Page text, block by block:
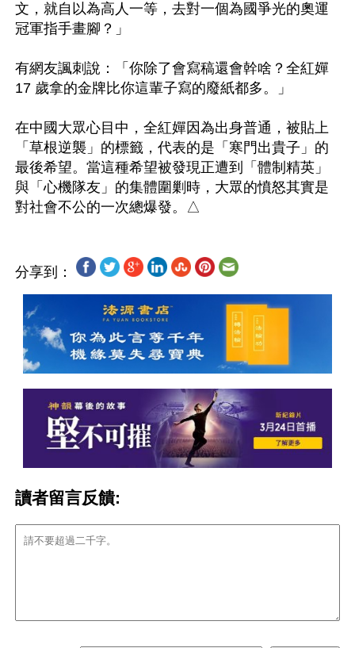
文，就自以為高人一等，去對一個為國爭光的奧運
冠軍指手畫腳？」
有網友諷刺說：「你除了會寫稿還會幹啥？全紅嬋
17 歲拿的金牌比你這輩子寫的廢紙都多。」
在中國大眾心目中，全紅嬋因為出身普通，被貼上
「草根逆襲」的標籤，代表的是「寒門出貴子」的
最後希望。當這種希望被發現正遭到「體制精英」
與「心機隊友」的集體圍剿時，大眾的憤怒其實是
分享到：
讀者留言反饋: